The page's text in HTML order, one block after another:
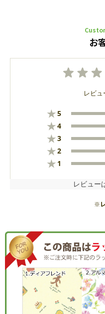
お
レビュ
★5
★4
★3
★2
★ 1
レビュー
※